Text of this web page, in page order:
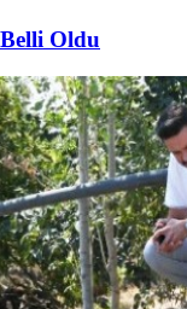
Belli Oldu